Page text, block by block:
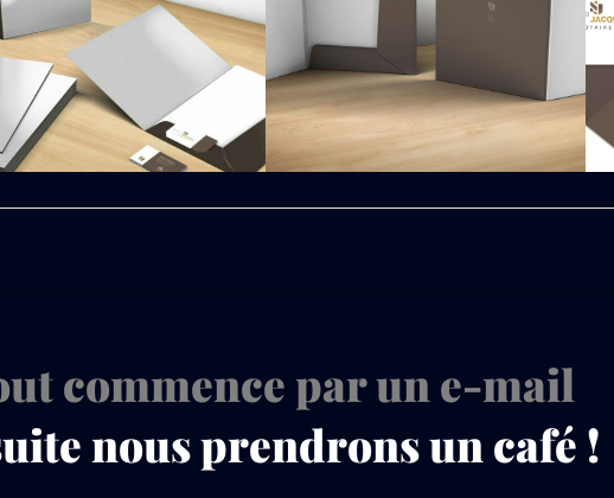
commence par un e-mail
nous prendrons un café !